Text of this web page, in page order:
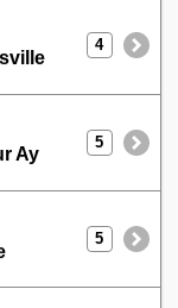
4
Ay
5
5